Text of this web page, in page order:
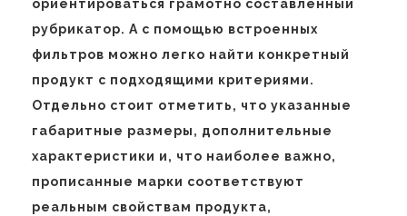
ориентироваться грамотно составленный
рубрикатор. А с помощью встроенных
фильтров можно легко найти конкретный
продукт с подходящими критериями.
Отдельно стоит отметить, что указанные
габаритные размеры, дополнительные
характеристики и, что наиболее важно,
прописанные марки соответствуют
реальным свойствам продукта,